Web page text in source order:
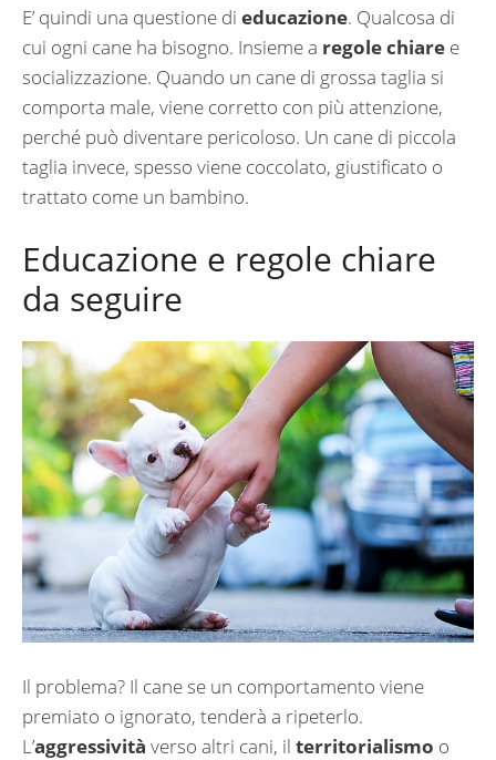
E’ quindi una questione di educazione. Qualcosa di
cui ogni cane ha bisogno. Insieme a regole chiare e
socializzazione. Quando un cane di grossa taglia si
comporta male, viene corretto con più attenzione,
perché può diventare pericoloso. Un cane di piccola
taglia invece, spesso viene coccolato, giustificato o
trattato come un bambino.
Educazione e regole chiare
da seguire
Il problema? Il cane se un comportamento viene
premiato o ignorato, tenderà a ripeterlo.
L’aggressività verso altri cani, il territorialismo o